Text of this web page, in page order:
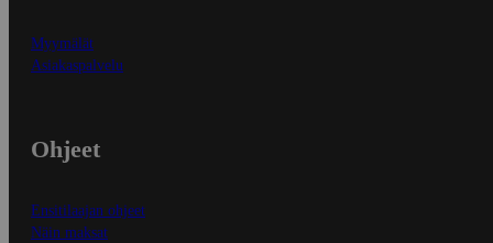
Myymälät
Asiakaspalvelu
Ohjeet
Ensitilaajan ohjeet
Näin maksat